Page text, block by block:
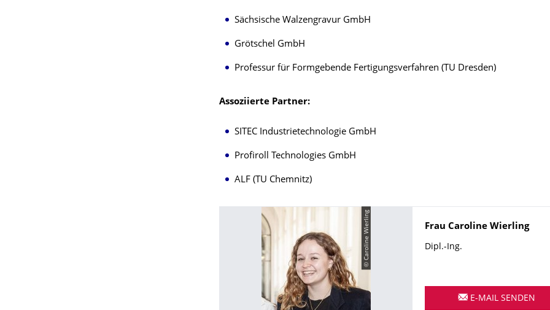
Sächsische Walzengravur GmbH
Grötschel GmbH
Professur für Formgebende Fertigungsverfahren (TU Dresden)
Assoziierte Partner:
SITEC Industrietechnologie GmbH
Profiroll Technologies GmbH
ALF (TU Chemnitz)
© Caroline Wierling Name
Frau Caroline Wierling
Dipl.-Ing.
E-MAIL SENDEN